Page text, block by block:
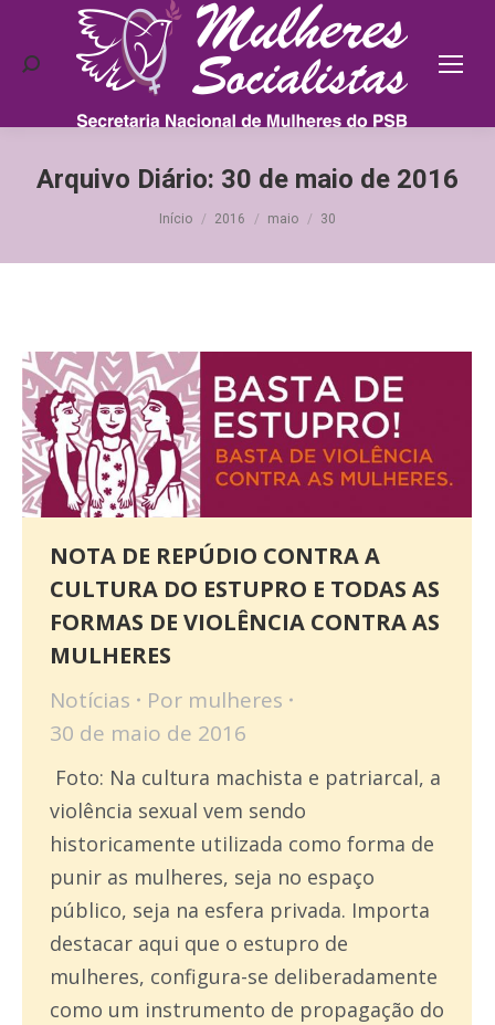
Search:
Arquivo Diário: 30 de maio de 2016
Você está aqui:
Início 2016 maio 30
NOTA DE REPÚDIO CONTRA A
CULTURA DO ESTUPRO E TODAS AS
FORMAS DE VIOLÊNCIA CONTRA AS
MULHERES
Notícias Por mulheres
30 de maio de 2016
Foto: Na cultura machista e patriarcal, a
violência sexual vem sendo
historicamente utilizada como forma de
punir as mulheres, seja no espaço
público, seja na esfera privada. Importa
destacar aqui que o estupro de
mulheres, configura-se deliberadamente
como um instrumento de propagação do